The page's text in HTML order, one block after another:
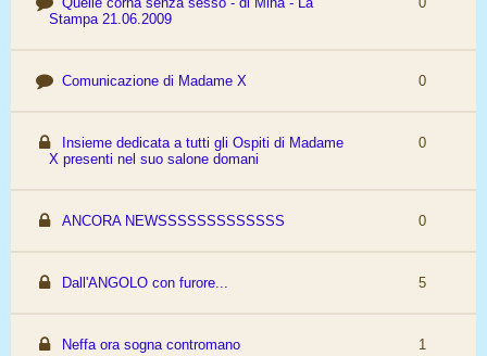
Stampa 21.06.2009
Comunicazione di Madame X 0
Insieme dedicata a tutti gli Ospiti di Madame
X presenti nel suo salone domani
0
ANCORA NEWSSSSSSSSSSSSS 0
Dall'ANGOLO con furore... 5
Neffa ora sogna contromano 1